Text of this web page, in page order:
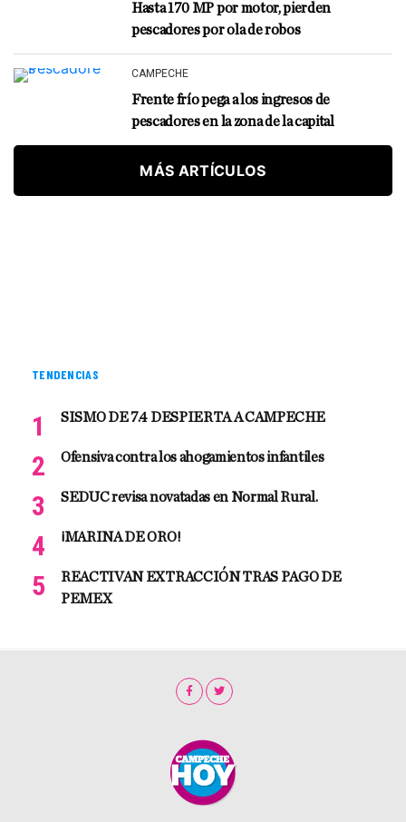
Hasta 170 MP por motor, pierden
pescadores por ola de robos
CAMPECHE
Frente frío pega a los ingresos de
pescadores en la zona de la capital
MÁS ARTÍCULOS
TENDENCIAS
SISMO DE 7.4 DESPIERTA A CAMPECHE
Ofensiva contra los ahogamientos infantiles
SEDUC revisa novatadas en Normal Rural.
¡MARINA DE ORO!
REACTIVAN EXTRACCIÓN TRAS PAGO DE
PEMEX